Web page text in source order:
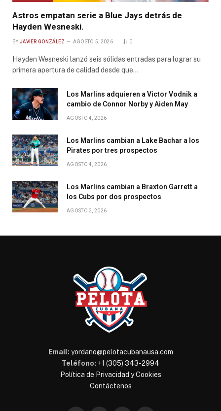
Astros empatan serie a Blue Jays detrás de
Hayden Wesneski.
BY JAVIER GONZÁLEZ AGOSTO 5, 2026 0
Hayden Wesneski lanzó seis sólidas entradas para lograr su
primera apertura de calidad desde que…
Los Marlins adquieren a Victor Vodnik a
cambio de Connor Norby y Aiden May
AGOSTO 4, 2026
Los Marlins cambian a Lake Bachar a los
Pirates por tres prospectos
AGOSTO 4, 2026
Los Marlins cambian a Braxton Garrett a
los Cubs por dos prospectos
AGOSTO 3, 2026
Email: yordano@pelotacubanausa.com
Teléfono: +1 (305) 343-2994
Política de Privacidad y Cookies
Contáctenos